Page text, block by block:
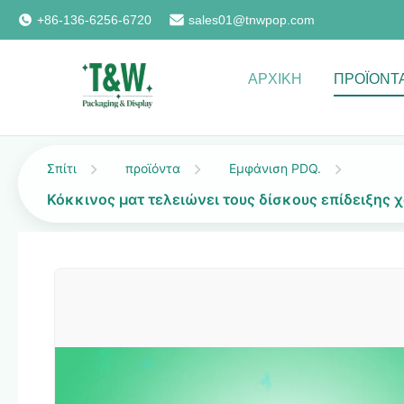
+86-136-6256-6720 sales01@tnwpop.com
ΑΡΧΙΚΉ
Σπίτι προϊόντα Εμφάνιση PDQ.
Κόκκινος ματ τελειώνει τους δίσκους